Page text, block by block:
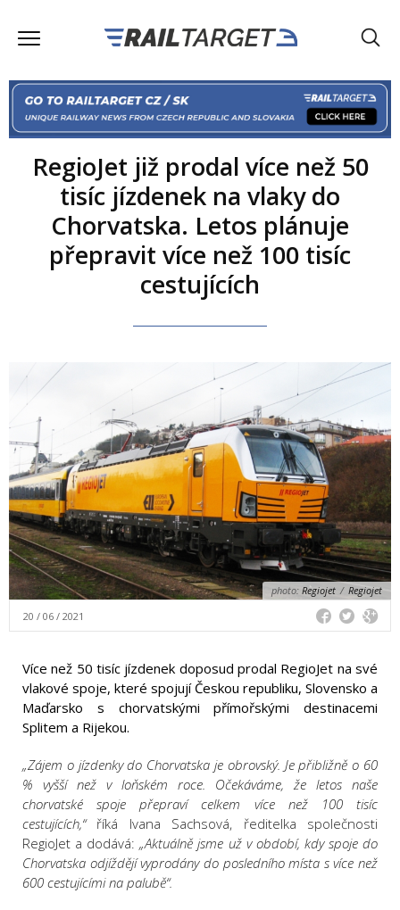
RegioJet již prodal více než 50
tisíc jízdenek na vlaky do
Chorvatska. Letos plánuje
přepravit více než 100 tisíc
cestujících
photo: Regiojet / Regiojet
20 / 06 / 2021
Více než 50 tisíc jízdenek doposud prodal RegioJet na své
vlakové spoje, které spojují Českou republiku, Slovensko a
Maďarsko s chorvatskými přímořskými destinacemi
Splitem a Rijekou.
„Zájem o jízdenky do Chorvatska je obrovský. Je přibližně o 60
% vyšší než v loňském roce. Očekáváme, že letos naše
chorvatské spoje přepraví celkem více než 100 tisíc
cestujících,“ říká Ivana Sachsová, ředitelka společnosti
RegioJet a dodává:„Aktuálně jsme už v období, kdy spoje do
Chorvatska odjíždějí vyprodány do posledního místa s více než
600 cestujícími na palubě“.